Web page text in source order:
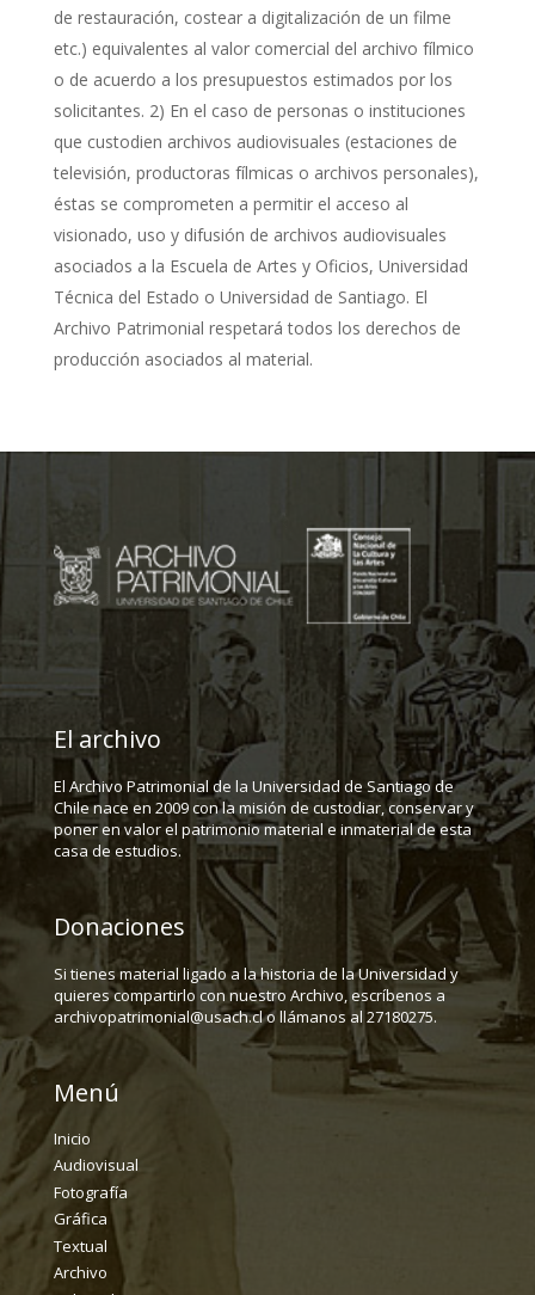
de restauración, costear a digitalización de un filme
etc.) equivalentes al valor comercial del archivo fílmico
o de acuerdo a los presupuestos estimados por los
solicitantes. 2) En el caso de personas o instituciones
que custodien archivos audiovisuales (estaciones de
televisión, productoras fílmicas o archivos personales),
éstas se comprometen a permitir el acceso al
visionado, uso y difusión de archivos audiovisuales
asociados a la Escuela de Artes y Oficios, Universidad
Técnica del Estado o Universidad de Santiago. El
Archivo Patrimonial respetará todos los derechos de
producción asociados al material.
El archivo
El Archivo Patrimonial de la Universidad de Santiago de
Chile nace en 2009 con la misión de custodiar, conservar y
poner en valor el patrimonio material e inmaterial de esta
casa de estudios.
Donaciones
Si tienes material ligado a la historia de la Universidad y
quieres compartirlo con nuestro Archivo, escríbenos a
archivopatrimonial@usach.cl o llámanos al 27180275.
Menú
Inicio
Audiovisual
Fotografía
Gráfica
Textual
Archivo